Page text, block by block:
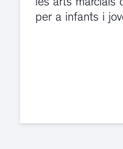
El servei de
violència de